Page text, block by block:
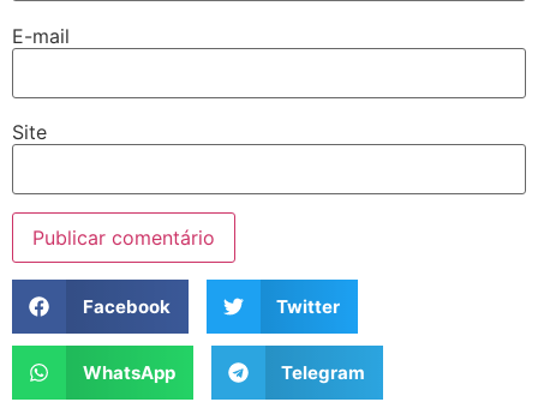
E-mail
Site
Facebook Twitter
WhatsApp Telegram